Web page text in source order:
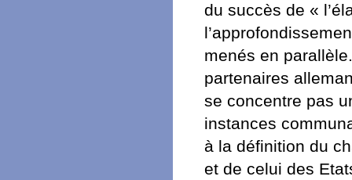
du succès de «
menés en
partenaires
se concentre pas
instances
à la définition du
et de celui des